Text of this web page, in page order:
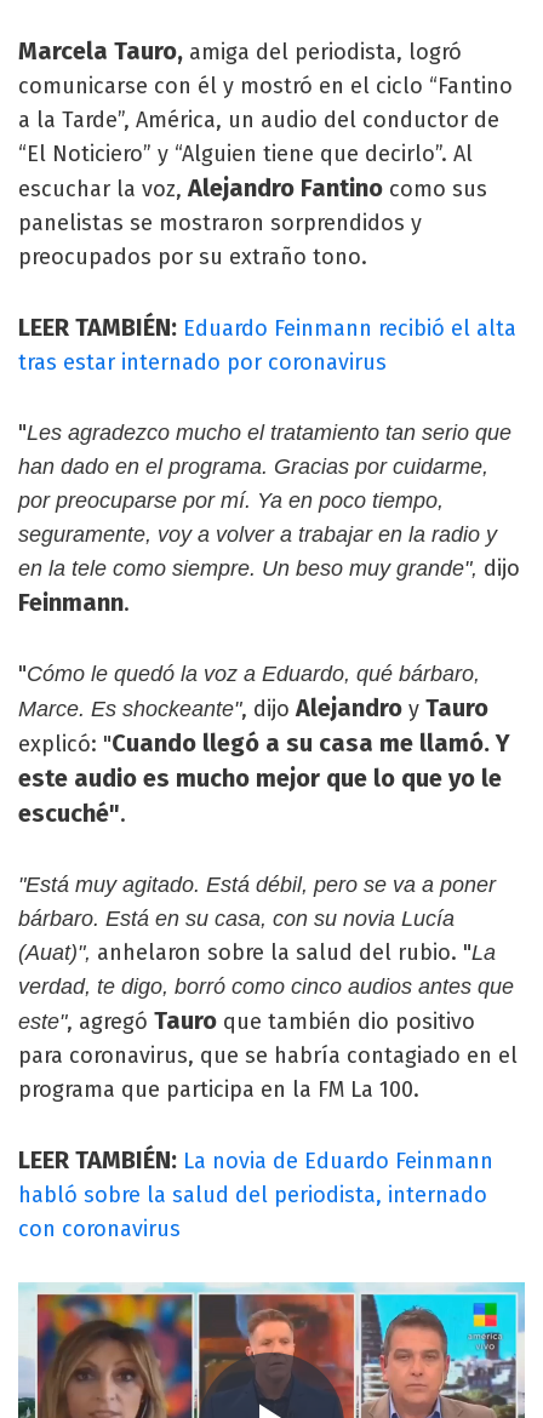
Marcela Tauro, amiga del periodista, logró
comunicarse con él y mostró en el ciclo “Fantino
a la Tarde”, América, un audio del conductor de
“El Noticiero” y “Alguien tiene que decirlo”. Al
escuchar la voz,Alejandro Fantino como sus
panelistas se mostraron sorprendidos y
preocupados por su extraño tono.
LEER TAMBIÉN: Eduardo Feinmann recibió el alta
tras estar internado por coronavirus
"Les agradezco mucho el tratamiento tan serio que
han dado en el programa. Gracias por cuidarme,
por preocuparse por mí. Ya en poco tiempo,
seguramente, voy a volver a trabajar en la radio y
en la tele como siempre. Un beso muy grande", dijo
Feinmann.
"Cómo le quedó la voz a Eduardo, qué bárbaro,
Marce. Es shockeante", dijoAlejandro y Tauro
explicó: "Cuando llegó a su casa me llamó. Y
este audio es mucho mejor que lo que yo le
escuché".
"Está muy agitado. Está débil, pero se va a poner
bárbaro. Está en su casa, con su novia Lucía
(Auat)", anhelaron sobre la salud del rubio. "La
verdad, te digo, borró como cinco audios antes que
este", agregó Tauro que también dio positivo
para coronavirus, que se habría contagiado en el
programa que participa en la FM La 100.
LEER TAMBIÉN: La novia de Eduardo Feinmann
habló sobre la salud del periodista, internado
con coronavirus